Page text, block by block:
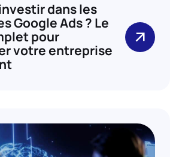
dans les
Google Ads ? Le
pour
votre entreprise